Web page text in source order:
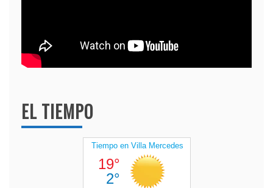
EL TIEMPO